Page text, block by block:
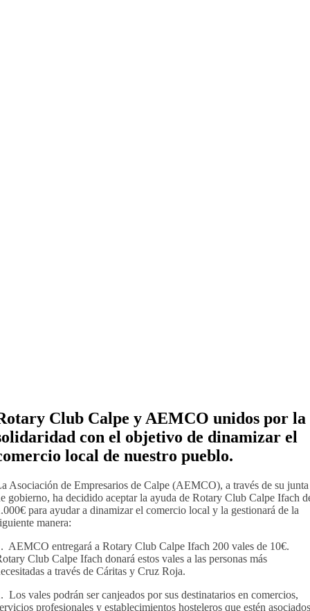
Club Calpe y AEMCO unidos por la
con el objetivo de dinamizar el
local de nuestro pueblo.
Asociación de Empresarios de Calpe (AEMCO), a través de su junta
gobierno, ha decidido aceptar la ayuda de Rotary Club Calpe Ifach
para ayudar a dinamizar el comercio local y la gestionará de la
manera:
AEMCO entregará a Rotary Club Calpe Ifach 200 vales de 10€.
Club Calpe Ifach donará estos vales a las personas más
a través de Cáritas y Cruz Roja.
Los vales podrán ser canjeados por sus destinatarios en comercios,
profesionales y establecimientos hosteleros que estén asociados